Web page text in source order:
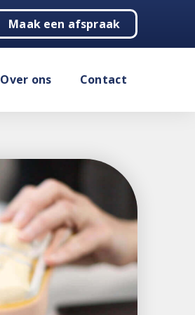
Maak een afspraak
Over ons Contact